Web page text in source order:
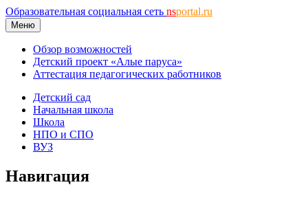
Образовательная социальная сеть nsportal.ru
Меню
Обзор возможностей
Детский проект «Алые паруса»
Аттестация педагогических работников
Детский сад
Начальная школа
Школа
НПО и СПО
ВУЗ
Навигация